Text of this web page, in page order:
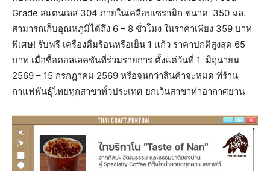
Grade สแตนเลส 304 ภายในเคลือบเซรามิก ขนาด 350 มล.
สามารถเก็บอุณหภูมิได้ถึง 6 – 8 ชั่วโมง ในราคาเพียง 359 บาท
พิเศษ! รับฟรี เครื่องดื่มร้อนหรือเย็น 1 แก้ว ราคาปกติสูงสุด 65
บาท เมื่อซื้อคอลเลคชันที่ร่วมรายการ ตั้งแต่วันที่ 1 มิถุนายน
2569 – 15 กรกฎาคม 2569 หรือจนกว่าสินค้าจะหมด ที่ร้าน
กาแฟพันธุ์ไทยทุกสาขาทั่วประเทศ ยกเว้นสาขาท่าอากาศยาน